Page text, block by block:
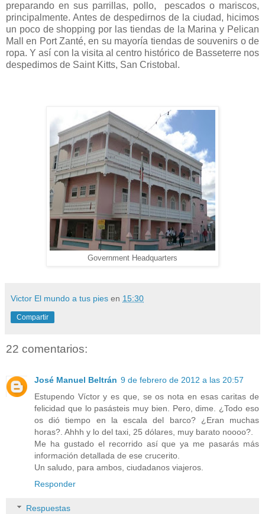
preparando en sus parrillas, pollo, pescados o mariscos,
principalmente. Antes de despedirnos de la ciudad, hicimos
un poco de shopping por las tiendas de la Marina y Pelican
Mall en Port Zanté, en su mayoría tiendas de souvenirs o de
ropa. Y así con la visita al centro histórico de Basseterre nos
despedimos de Saint Kitts, San Cristobal.
Government Headquarters
Victor El mundo a tus pies en 15:30
Compartir
22 comentarios:
José Manuel Beltrán 9 de febrero de 2012 a las 20:57
Estupendo Víctor y es que, se os nota en esas caritas de
felicidad que lo pasásteis muy bien. Pero, dime. ¿Todo eso
os dió tiempo en la escala del barco? ¿Eran muchas
horas?. Ahhh y lo del taxi, 25 dólares, muy barato noooo?.
Me ha gustado el recorrido así que ya me pasarás más
información detallada de ese crucerito.
Un saludo, para ambos, ciudadanos viajeros.
Responder
Respuestas